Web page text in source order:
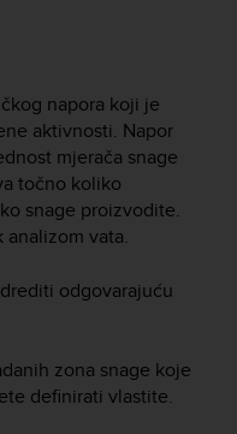
napora koji je
aktivnosti. Napor
mjerača snage
točno koliko
snage proizvodite.
vata.
odgovarajuću
zona snage koje
definirati vlastite.